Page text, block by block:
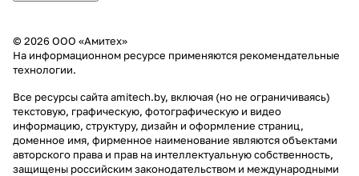
© 2026 ООО «Амитех»
На информационном ресурсе применяются рекомендательные
технологии.
Все ресурсы сайта amitech.by, включая (но не ограничиваясь)
текстовую, графическую, фотографическую и видео
информацию, структуру, дизайн и оформление страниц,
доменное имя, фирменное наименование являются объектами
авторского права и прав на интеллектуальную собственность,
защищены российским законодательством и международными